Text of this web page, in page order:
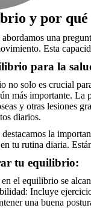
y por
una
Esta
para la
no solo es crucial
más importante. La
y otras lesiones
diarios.
la
tu rutina diaria.
tu equilibrio:
el equilibrio se
Incluye
una buena